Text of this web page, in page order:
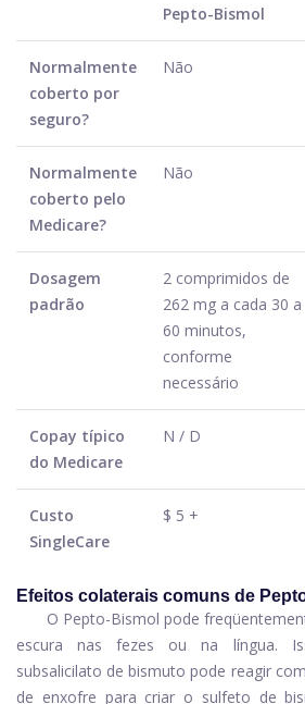
Pepto-Bismol
Normalmente
coberto por
seguro?
Não
Normalmente
coberto pelo
Medicare?
Não
Dosagem
padrão
2 comprimidos de
262 mg a cada 30 a
60 minutos,
conforme
necessário
Copay típico
do Medicare
N / D
Custo
SingleCare
$ 5 +
Efeitos colaterais comuns de
O Pepto-Bismol pode
escura nas fezes ou na língua.
subsalicilato de bismuto pode reagir
de enxofre para criar o sulfeto de